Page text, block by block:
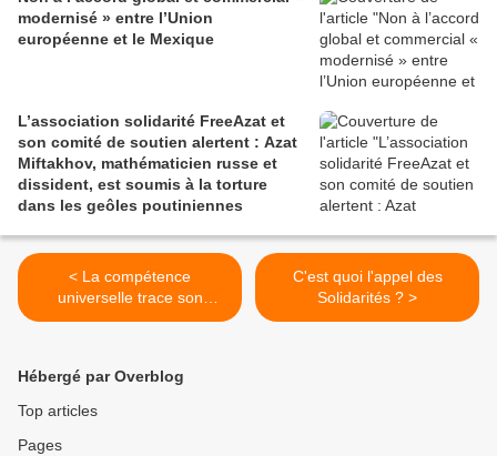
modernisé » entre l’Union
européenne et le Mexique
L’association solidarité FreeAzat et
son comité de soutien alertent : Azat
Miftakhov, mathématicien russe et
dissident, est soumis à la torture
dans les geôles poutiniennes
< La compétence
universelle trace son
chemin de Pinochet à la
C'est quoi l'appel des
Solidarités ? >
Hébergé par Overblog
Top articles
Pages